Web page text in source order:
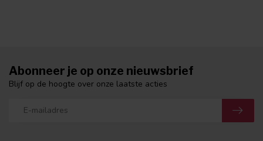
Abonneer je op onze nieuwsbrief
Blijf op de hoogte over onze laatste acties